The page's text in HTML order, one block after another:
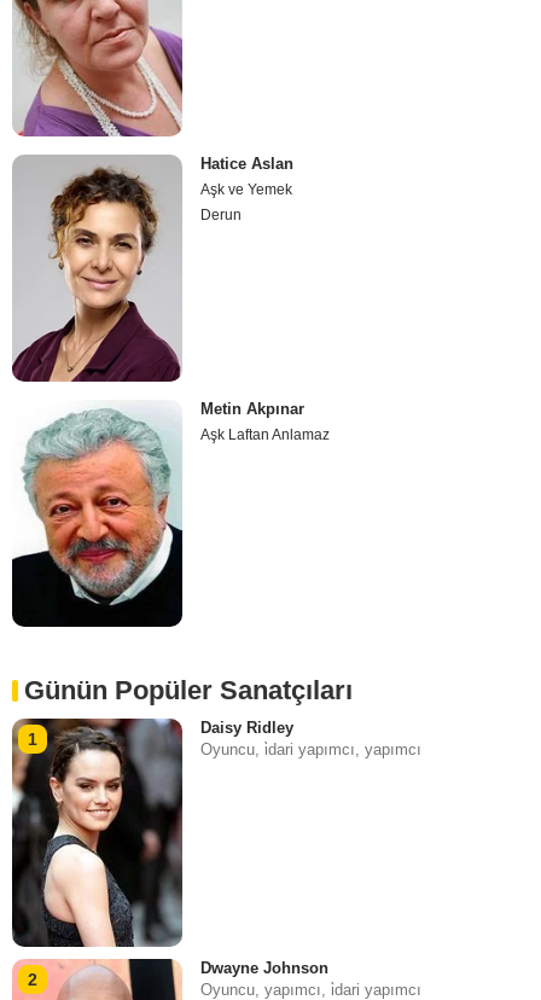
Hatice Aslan
Aşk ve Yemek
Derun
Metin Akpınar
Aşk Laftan Anlamaz
Günün Popüler Sanatçıları
1
Daisy Ridley
Oyuncu, i̇dari yapımcı, yapımcı
2
Dwayne Johnson
Oyuncu, yapımcı, i̇dari yapımcı